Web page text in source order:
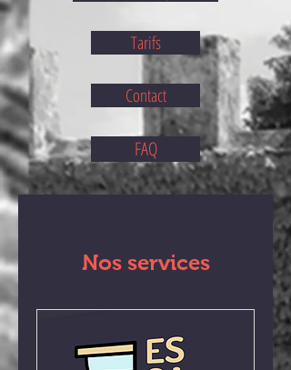
Tarifs
Contact
FAQ
Nos services